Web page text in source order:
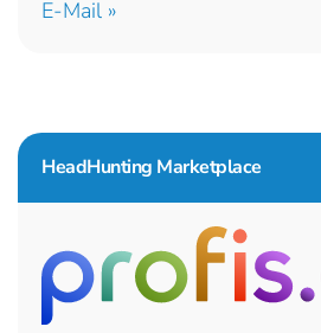
E-Mail »
HeadHunting Marketplace